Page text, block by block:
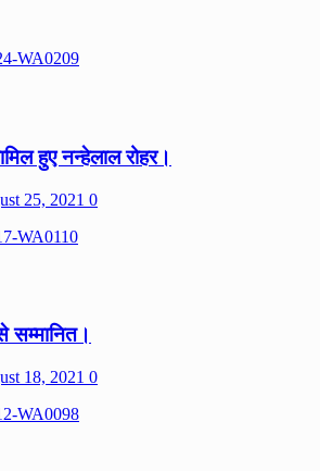
हुए नन्हेलाल रोहर।
25, 2021 0
सम्मानित।
18, 2021 0